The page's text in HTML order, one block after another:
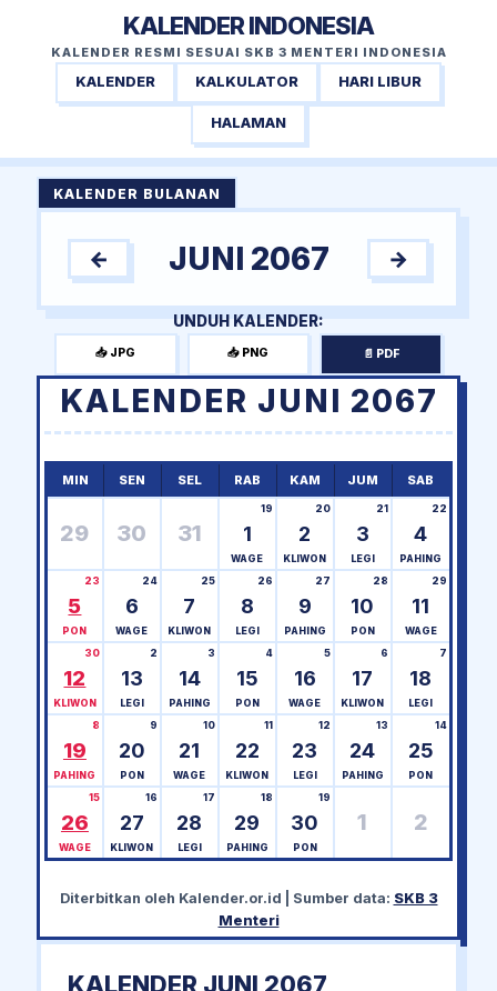
KALENDER INDONESIA
KALENDER RESMI SESUAI SKB 3 MENTERI INDONESIA
KALENDER KALKULATOR HARI LIBUR
HALAMAN
KALENDER BULANAN
← JUNI 2067 →
UNDUH KALENDER:
📥 JPG 📥 PNG 📄 PDF
KALENDER JUNI 2067
MIN SEN SEL RAB KAM JUM SAB
29 30 31 1
19
WAGE
2
20
KLIWON
3
21
LEGI
4
22
PAHING
5
23
PON
6
24
WAGE
7
25
KLIWON
8
26
LEGI
9
27
PAHING
10
28
PON
11
29
WAGE
12
30
KLIWON
13
2
LEGI
14
3
PAHING
15
4
PON
16
5
WAGE
17
6
KLIWON
18
7
LEGI
19
8
PAHING
20
9
PON
21
10
WAGE
22
11
KLIWON
23
12
LEGI
24
13
PAHING
25
14
PON
26
15
WAGE
27
16
KLIWON
28
17
LEGI
29
18
PAHING
30
19
PON
1 2
Diterbitkan oleh Kalender.or.id | Sumber data: SKB 3
Menteri
KALENDER JUNI 2067